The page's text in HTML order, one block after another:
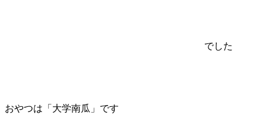
でした
おやつは「大学南瓜」です